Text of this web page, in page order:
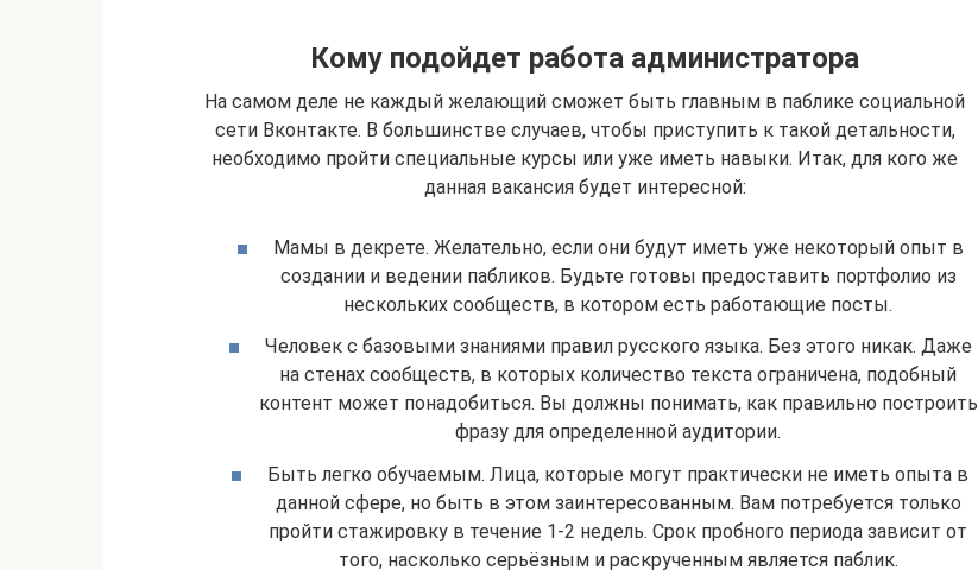
Кому подойдет работа администратора
На самом деле не каждый желающий сможет быть главным в паблике социальной
сети Вконтакте. В большинстве случаев, чтобы приступить к такой детальности,
необходимо пройти специальные курсы или уже иметь навыки. Итак, для кого же
данная вакансия будет интересной:
Мамы в декрете. Желательно, если они будут иметь уже некоторый опыт в
создании и ведении пабликов. Будьте готовы предоставить портфолио из
нескольких сообществ, в котором есть работающие посты.
Человек с базовыми знаниями правил русского языка. Без этого никак. Даже
на стенах сообществ, в которых количество текста ограничена, подобный
контент может понадобиться. Вы должны понимать, как правильно построить
фразу для определенной аудитории.
Быть легко обучаемым. Лица, которые могут практически не иметь опыта в
данной сфере, но быть в этом заинтересованным. Вам потребуется только
пройти стажировку в течение 1-2 недель. Срок пробного периода зависит от
того, насколько серьёзным и раскрученным является паблик.